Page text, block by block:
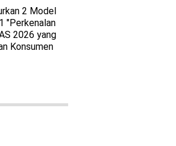
2 Model
"Perkenalan
2026 yang
Konsumen